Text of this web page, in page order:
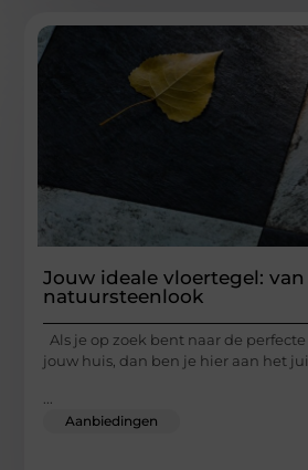
Jouw ideale vloertegel:
natuursteenlook
Als je op zoek bent naar de
jouw huis, dan ben je hier aan het
Aanbiedingen